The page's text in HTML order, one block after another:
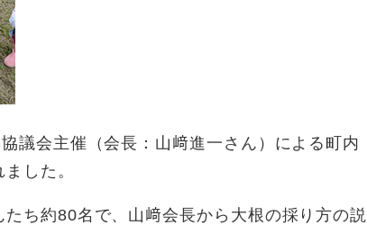
議会主催（会長：山﨑進一さん）による町内
した。
ち約80名で、山﨑会長から大根の採り方の説